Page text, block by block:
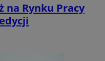
na Rynku Pracy